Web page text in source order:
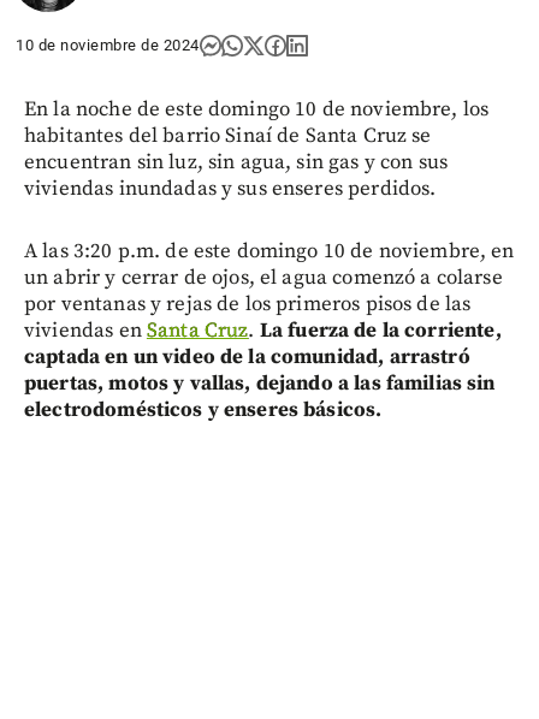
10 de noviembre de 2024
En la noche de este domingo 10 de noviembre, los
habitantes del barrio Sinaí de Santa Cruz se
encuentran sin luz, sin agua, sin gas y con sus
viviendas inundadas y sus enseres perdidos.
A las 3:20 p.m. de este domingo 10 de noviembre, en
un abrir y cerrar de ojos, el agua comenzó a colarse
por ventanas y rejas de los primeros pisos de las
viviendas enSanta Cruz. La fuerza de la corriente,
captada en un video de la comunidad, arrastró
puertas, motos y vallas, dejando a las familias sin
electrodomésticos y enseres básicos.